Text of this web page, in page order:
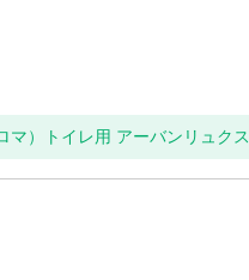
マ）トイレ用 アーバンリュクス